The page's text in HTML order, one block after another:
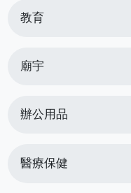
教育
廟宇
辦公用品
醫療保健